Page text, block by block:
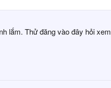
lắm. Thử đăng vào đây hỏi xem